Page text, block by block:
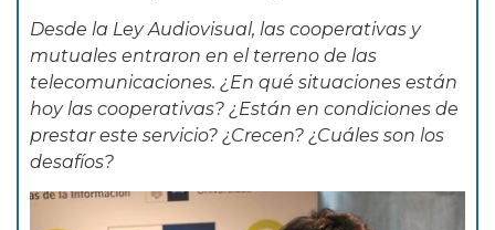
Desde la Ley Audiovisual, las cooperativas y
mutuales entraron en el terreno de las
telecomunicaciones. ¿En qué situaciones están
hoy las cooperativas? ¿Están en condiciones de
prestar este servicio? ¿Crecen? ¿Cuáles son los
desafíos?